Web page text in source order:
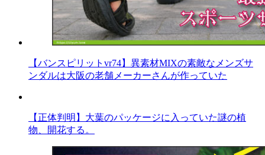
【バンスピリットvr74】異素材MIXの素敵なメンズサ
ンダルは大阪の老舗メーカーさんが作っていた
【正体判明】大葉のパッケージに入っていた謎の植
物、開花する。